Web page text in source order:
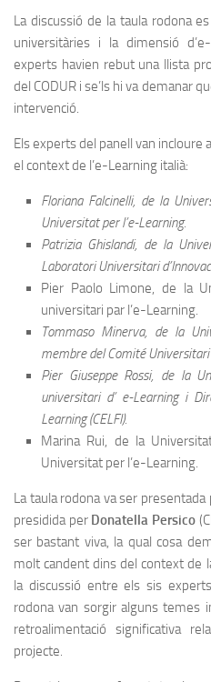
La discussió de la taula rodona
universitàries i la dimensió
experts havien rebut una llista
del CODUR i se’ls hi va demanar
intervenció.
Els experts del panell van
el context de l’e-Learning italià:
Floriana Falcinelli, de la
Universitat per l’e-Learning.
Patrizia Ghislandi, de la
Laboratori Universitari
Pier Paolo Limone, de la
universitari par l’e-Learning.
Tommaso Minerva, de la
membre del Comité Universitari
Pier Giuseppe Rossi, de la
universitari d’ e-Learning i
Learning (CELFI).
Marina Rui, de la
Universitat per l’e-Learning.
La taula rodona va ser presentada
presidida per Donatella Persico
ser bastant viva, la qual cosa
molt candent dins del context de
la discussió entre els sis
rodona van sorgir alguns temes
retroalimentació significativa
projecte.